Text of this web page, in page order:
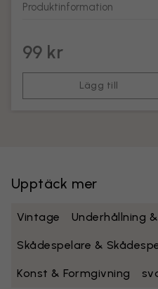
Produktinformation
99 kr
Lägg till
Upptäck mer
Vintage Underhållning
Skådespelare &
Konst & Formgivning